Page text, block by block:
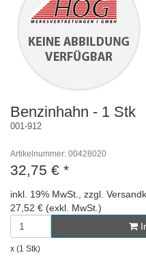
Benzinhahn - 1 Stk
001-912
Artikelnummer: 00428020
32,75 € *
inkl. 19% MwSt., zzgl.
27,52 € (exkl. MwSt.)
x (1 Stk)